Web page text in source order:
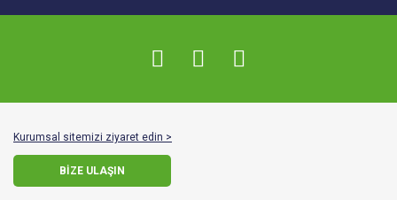
Kurumsal sitemizi ziyaret edin >
BİZE ULAŞIN